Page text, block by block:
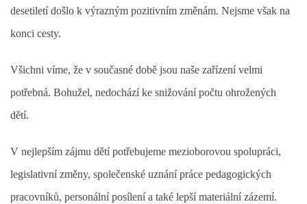
desetiletí došlo k výrazným pozitivním změnám. Nejsme však na
konci cesty.
Všichni víme, že v současné době jsou naše zařízení velmi
potřebná. Bohužel, nedochází ke snižování počtu ohrožených
dětí.
V nejlepším zájmu dětí potřebujeme mezioborovou spolupráci,
legislativní změny, společenské uznání práce pedagogických
pracovníků, personální posílení a také lepší materiální zázemí.